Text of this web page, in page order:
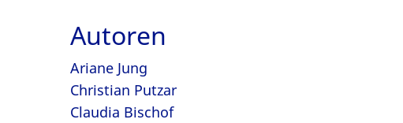
Autoren
Ariane Jung
Christian Putzar
Claudia Bischof